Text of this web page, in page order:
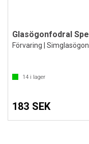
Förvaring | Simglasögon
14 i lager
183 SEK